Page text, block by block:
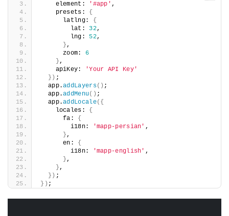
    element:
'#app' ,
    presets:
{
      latlng:
{
        lat:
32,
        lng:
52,
},
      zoom:
6
},
    apiKey:
'Your API Key'
}) ;
  app.
addLayers() ;
  app.
addMenu() ;
  app.
addLocale({
    locales:
{
      fa:
{
        i18n:
'mapp-persian' ,
},
      en:
{
        i18n:
'mapp-english' ,
},
},
}) ;
}) ;